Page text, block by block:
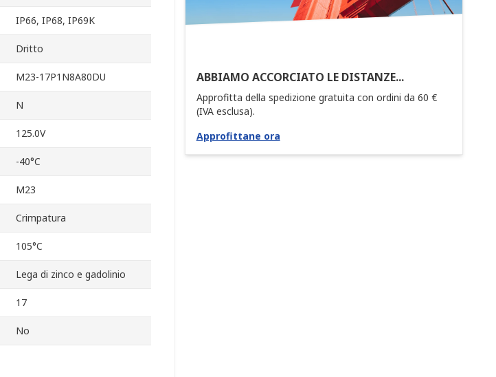
ABBIAMO ACCORCIATO LE DISTANZE...
Approfitta della spedizione gratuita con ordini da 60 €
(IVA esclusa).
Approfittane ora
IP66, IP68, IP69K
Dritto
M23-17P1N8A80DU
N
125.0V
-40°C
M23
Crimpatura
105°C
Lega di zinco e gadolinio
17
No